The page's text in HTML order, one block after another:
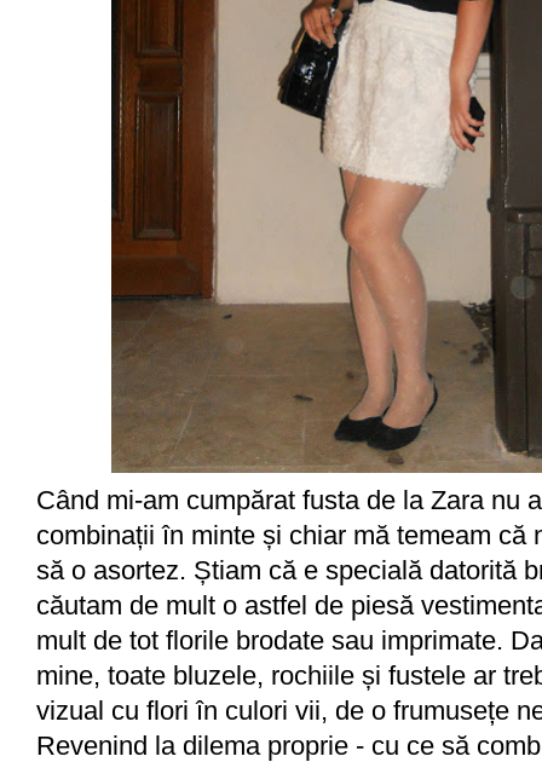
Când mi-am cumpărat fusta de la Zara nu
combinații în minte și chiar mă temeam că
să o asortez. Știam că e specială datorită
căutam de mult o astfel de piesă
mult de tot florile brodate sau imprimate.
mine, toate bluzele, rochiile și fustele ar
vizual cu flori în culori vii, de o frumusețe
Revenind la dilema proprie - cu ce să